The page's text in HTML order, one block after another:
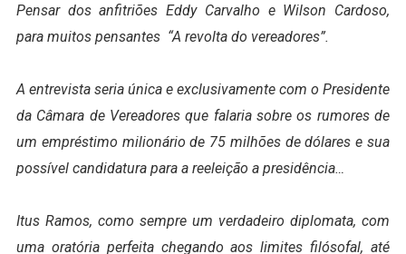
Pensar dos anfitriões Eddy Carvalho e Wilson Cardoso,
para muitos pensantes “A revolta do vereadores”.
A entrevista seria única e exclusivamente com o Presidente
da Câmara de Vereadores que falaria sobre os rumores de
um empréstimo milionário de 75 milhões de dólares e sua
possível candidatura para a reeleição a presidência…
Itus Ramos, como sempre um verdadeiro diplomata, com
uma oratória perfeita chegando aos limites filósofal, até